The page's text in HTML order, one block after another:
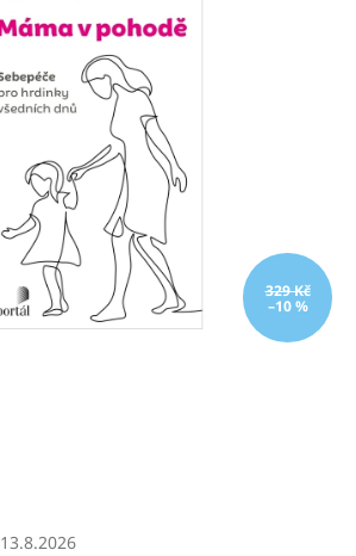
329 Kč
–10 %
13.8.2026